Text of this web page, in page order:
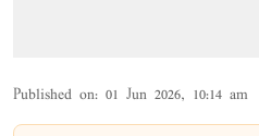
Published on: 01 Jun 2026, 10:14 am